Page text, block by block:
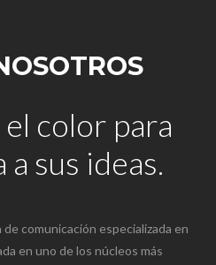
color para
sus ideas.
comunicación especializada en
en uno de los núcleos más